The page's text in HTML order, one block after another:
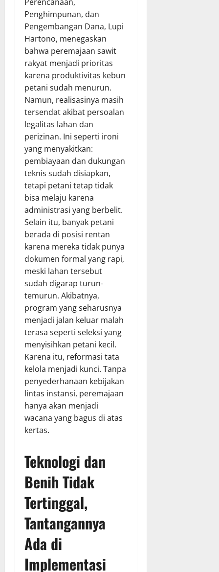
Penghimpunan, dan
Pengembangan Dana, Lupi
Hartono, menegaskan
bahwa peremajaan sawit
rakyat menjadi prioritas
karena produktivitas kebun
petani sudah menurun.
Namun, realisasinya masih
tersendat akibat persoalan
legalitas lahan dan
perizinan. Ini seperti ironi
yang menyakitkan:
pembiayaan dan dukungan
teknis sudah disiapkan,
tetapi petani tetap tidak
bisa melaju karena
administrasi yang berbelit.
Selain itu, banyak petani
berada di posisi rentan
karena mereka tidak punya
dokumen formal yang rapi,
meski lahan tersebut
sudah digarap turun-
temurun. Akibatnya,
program yang seharusnya
menjadi jalan keluar malah
terasa seperti seleksi yang
menyisihkan petani kecil.
Karena itu, reformasi tata
kelola menjadi kunci. Tanpa
penyederhanaan kebijakan
lintas instansi, peremajaan
hanya akan menjadi
wacana yang bagus di atas
kertas.
Teknologi dan
Benih Tidak
Tertinggal,
Tantangannya
Ada di
Implementasi